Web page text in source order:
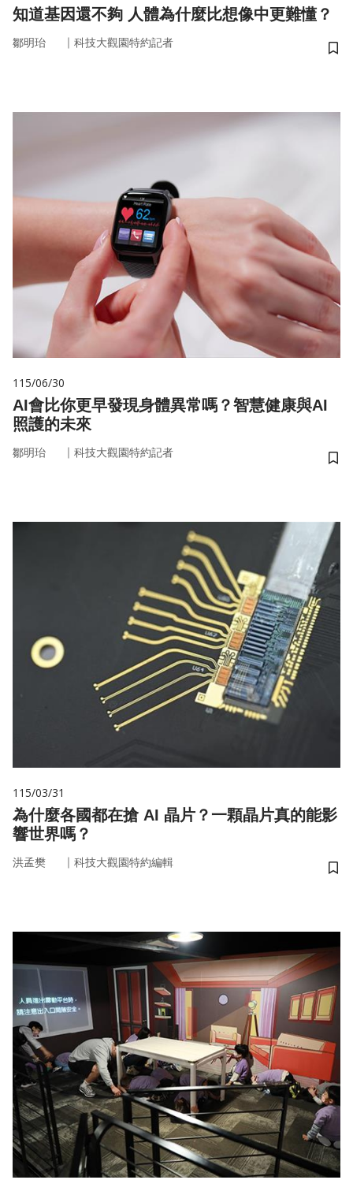
知道基因還不夠 人體為什麼比想像中更難懂？
鄒明珆 ｜ 科技大觀園特約記者
儲
115/06/30
AI會比你更早發現身體異常嗎？智慧健康與AI
照護的未來
鄒明珆 ｜ 科技大觀園特約記者
儲
115/03/31
為什麼各國都在搶 AI 晶片？一顆晶片真的能影
響世界嗎？
洪孟樊 ｜ 科技大觀園特約編輯
儲